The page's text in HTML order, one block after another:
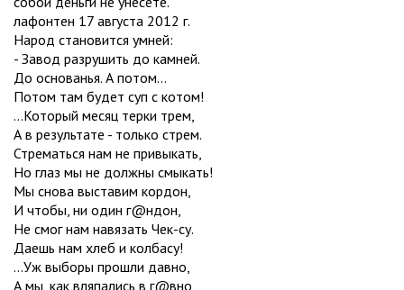
лафонтен 17 августа 2012 г.
Народ становится умней:
- Завод разрушить до камней.
До основанья. А потом...
Потом там будет суп с котом!
...Который месяц терки трем,
А в результате - только стрем.
Стрематься нам не привыкать,
Но глаз мы не должны смыкать!
Мы снова выставим кордон,
И чтобы, ни один г@ндон,
Не смог нам навязать Чек-су.
Даешь нам хлеб и колбасу!
...Уж выборы прошли давно,
А мы, как вляпались в г@вно,